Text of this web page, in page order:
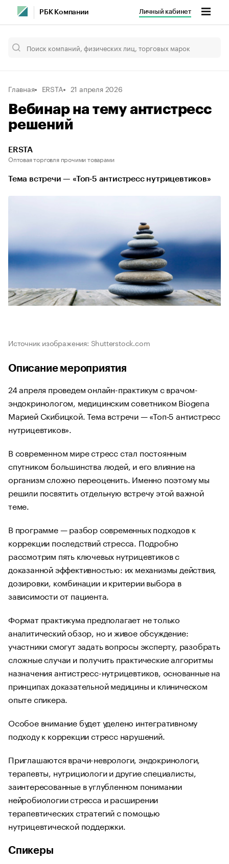
РБК Компании Личный кабинет
Главная ERSTA 21 апреля 2026
Вебинар на тему антистресс
решений
ERSTA
Оптовая торговля прочими товарами
Тема встречи — «Топ‑5 антистресс нутрицевтиков»
Источник изображения: Shutterstock.com
Описание мероприятия
24 апреля проведем онлайн-практикум с врачом-
эндокринологом, медицинским советником Biogena
Марией Скибицкой. Тема встречи — «Топ‑5 антистресс
нутрицевтиков».
В современном мире стресс стал постоянным
спутником большинства людей, и его влияние на
организм сложно переоценить. Именно поэтому мы
решили посвятить отдельную встречу этой важной
теме.
В программе — разбор современных подходов к
коррекции последствий стресса. Подробно
рассмотрим пять ключевых нутрицевтиков с
доказанной эффективностью: их механизмы действия,
дозировки, комбинации и критерии выбора в
зависимости от пациента.
Формат практикума предполагает не только
аналитический обзор, но и живое обсуждение:
участники смогут задать вопросы эксперту, разобрать
сложные случаи и получить практические алгоритмы
назначения антистресс-нутрицевтиков, основанные на
принципах доказательной медицины и клиническом
опыте спикера.
Особое внимание будет уделено интегративному
подходу к коррекции стресс нарушений.
Приглашаются врачи-неврологи, эндокринологи,
терапевты, нутрициологи и другие специалисты,
заинтересованные в углубленном понимании
нейробиологии стресса и расширении
терапевтических стратегий с помощью
нутрицевтической поддержки.
Спикеры